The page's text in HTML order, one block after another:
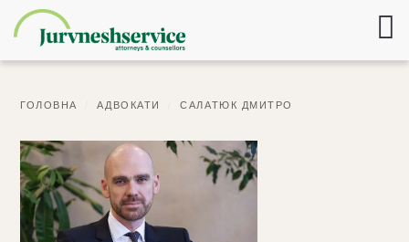
ГОЛОВНА АДВОКАТИ САЛАТЮК ДМИТРО